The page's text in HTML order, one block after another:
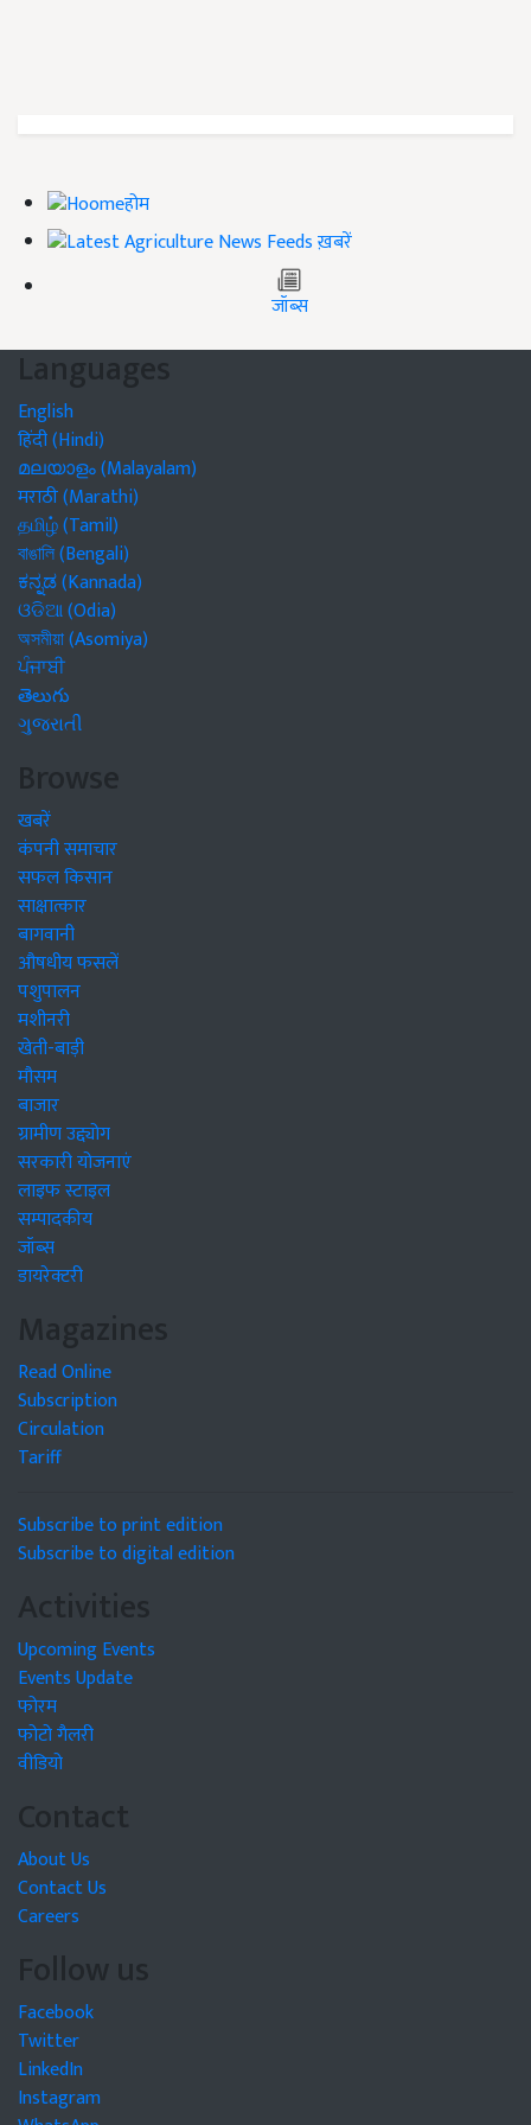
होम
ख़बरें
जॉब्स
Languages
English
हिंदी (Hindi)
മലയാളം (Malayalam)
मराठी (Marathi)
தமிழ் (Tamil)
বাঙালি (Bengali)
ಕನ್ನಡ (Kannada)
ଓଡିଆ (Odia)
অসমীয়া (Asomiya)
ਪੰਜਾਬੀ
తెలుగు
ગુજરાતી
Browse
खबरें
कंपनी समाचार
सफल किसान
साक्षात्कार
बागवानी
औषधीय फसलें
पशुपालन
मशीनरी
खेती-बाड़ी
मौसम
बाजार
ग्रामीण उद्द्योग
सरकारी योजनाएं
लाइफ स्टाइल
सम्पादकीय
जॉब्स
डायरेक्टरी
Magazines
Read Online
Subscription
Circulation
Tariff
Subscribe to print edition
Subscribe to digital edition
Activities
Upcoming Events
Events Update
फोरम
फोटो गैलरी
वीडियो
Contact
About Us
Contact Us
Careers
Follow us
Facebook
Twitter
LinkedIn
Instagram